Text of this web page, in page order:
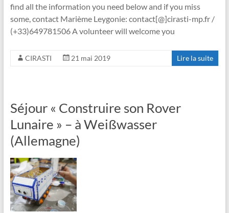
find all the information you need below and if you miss
some, contact Marième Leygonie: contact[@]cirasti-mp.fr /
(+33)649781506 A volunteer will welcome you
CIRASTI 21 mai 2019 Lire la suite
Séjour « Construire son Rover
Lunaire » – à Weißwasser
(Allemagne)